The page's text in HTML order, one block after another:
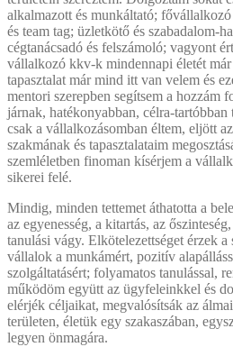
alkalmazott és munkáltató;
és team tag; üzletkötő és szabadalom-
cégtanácsadó és felszámoló; vagyont
vállalkozó kkv-k mindennapi életét
tapasztalat már mind itt van velem és
mentori szerepben segítsem a hozzám
járnak, hatékonyabban, célra-
csak a vállalkozásomban éltem, eljött
szakmának és tapasztalataim
szemléletben finoman kísérjem a
sikerei felé.
Mindig, minden tettemet áthatotta a
az egyenesség, a kitartás, az
tanulási vágy. Elkötelezettséget érzek
vállalok a munkámért, pozitív
szolgáltatásért; folyamatos tanulással,
működöm együtt az ügyfeleinkkel és
elérjék céljaikat, megvalósítsák az
területen, életük egy szakaszában,
legyen önmagára.